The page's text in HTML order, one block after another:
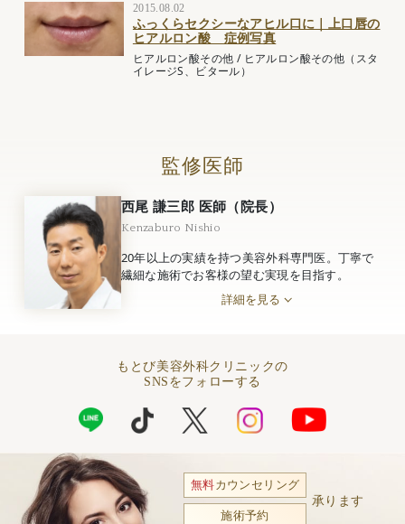
2015.08.02
ふっくらセクシーなアヒル口に｜上口唇の
ヒアルロン酸 症例写真
ヒアルロン酸その他 / ヒアルロン酸その他（スタ
イレージS、ビタール）
監修医師
西尾 謙三郎 医師（院長）
Kenzaburo Nishio
20年以上の実績を持つ美容外科専門医。丁寧で
繊細な施術でお客様の望む実現を目指す。
詳細を見る
もとび美容外科クリニックの
SNSをフォローする
無料カウンセリング
施術予約
承ります